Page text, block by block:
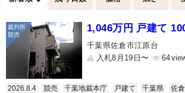
1,046万円 戸建て
千葉県佐倉市江原台
入札8月19日〜
64
2026.8.4 競売 千葉地裁本庁 戸建て 千葉県 佐